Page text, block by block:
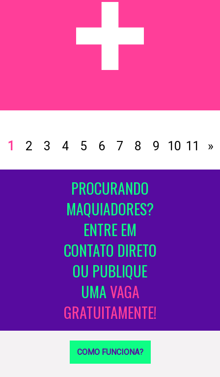
1 2 3 4 5 6 7 8 9 10 11 »
PROCURANDO
MAQUIADORES?
ENTRE EM
CONTATO DIRETO
OU PUBLIQUE
UMAVAGA
GRATUITAMENTE!
COMO FUNCIONA?